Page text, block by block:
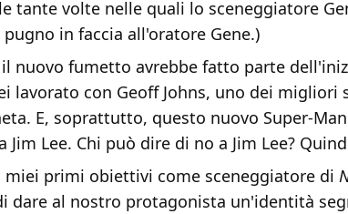
tante volte nelle quali lo sceneggiatore
pugno in faccia all'oratore Gene.)
nuovo fumetto avrebbe fatto parte
lavorato con Geoff Johns, uno dei
E, soprattutto, questo nuovo Super-
Jim Lee. Chi può dire di no a Jim Lee?
miei primi obiettivi come sceneggiatore di
dare al nostro protagonista un'identità